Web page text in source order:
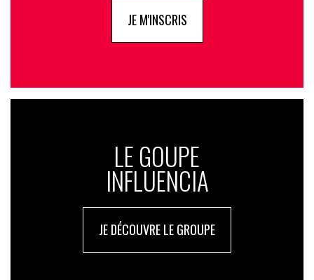
JE M'INSCRIS
LE GOUPE
INFLUENCIA
JE DÉCOUVRE LE GROUPE